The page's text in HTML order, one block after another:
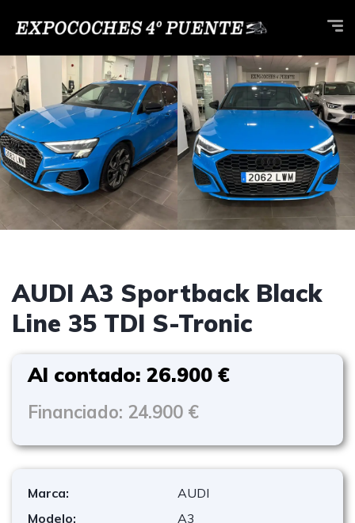
AUDI A3 Sportback Black
Line 35 TDI S-Tronic
Al contado: 26.900 €
Financiado: 24.900 €
Marca:
AUDI
Modelo:
A3